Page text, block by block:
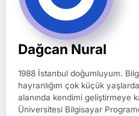
Dağcan Nural
1988 İstanbul doğumluyum.
hayranlığım çok küçük
alanında kendimi geliştirmeye
Üniversitesi Bilgisayar